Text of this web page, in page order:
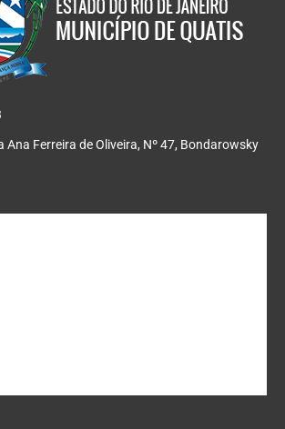
Ana Ferreira de Oliveira, Nº 47, Bondarowsky